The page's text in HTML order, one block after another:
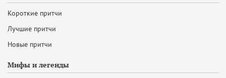
Короткие притчи
Лучшие притчи
Новые притчи
Мифы и легенды